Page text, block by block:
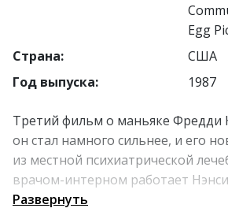
Egg
Страна:
США
Год выпуска:
1987
Третий фильм о маньяке Фредди
он стал намного сильнее, и его
из местной психиатрической
врачом-интерном работает
то жившая в доме №1428 по улице
Развернуть